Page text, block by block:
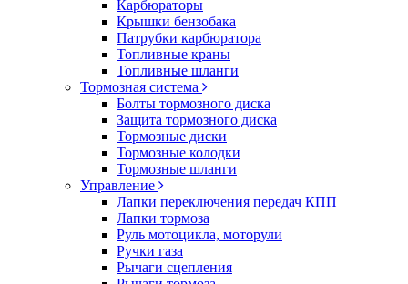
Карбюраторы
Крышки бензобака
Патрубки карбюратора
Топливные краны
Топливные шланги
Тормозная система
Болты тормозного диска
Защита тормозного диска
Тормозные диски
Тормозные колодки
Тормозные шланги
Управление
Лапки переключения передач КПП
Лапки тормоза
Руль мотоцикла, моторули
Ручки газа
Рычаги сцепления